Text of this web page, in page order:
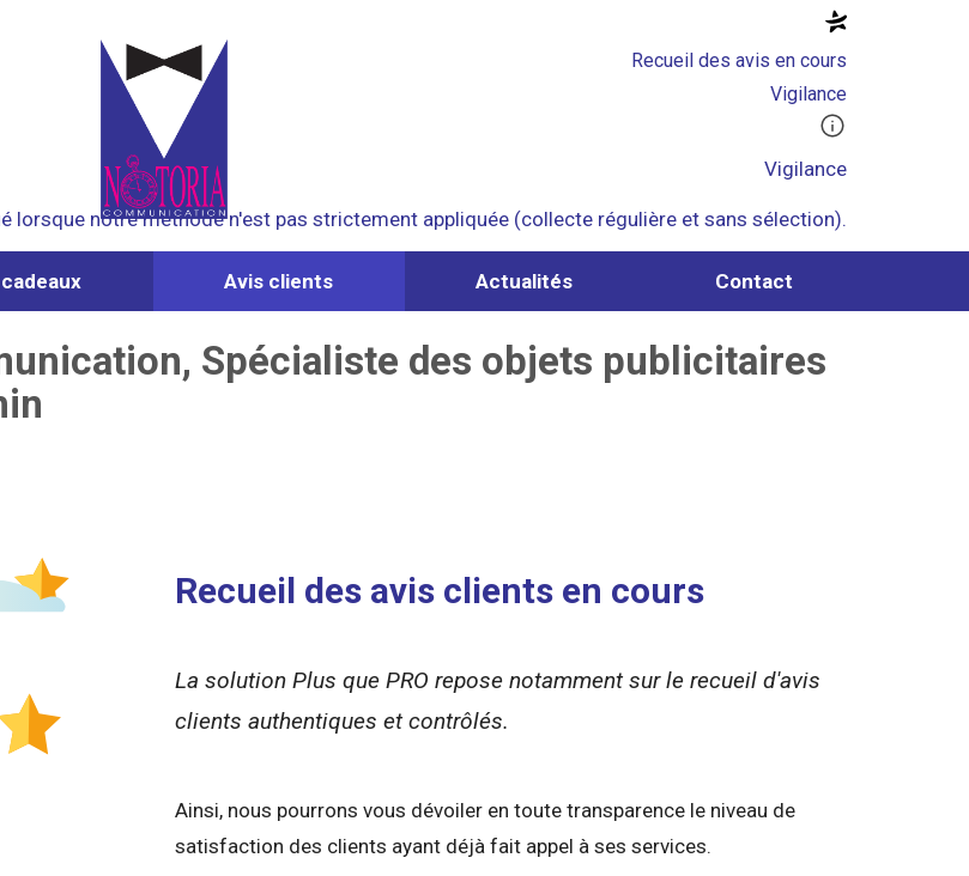
Recueil des avis en cours
Vigilance
Vigilance
lorsque notre méthode n'est pas strictement appliquée (collecte régulière et sans sélection).
Avis clients Actualités Contact
Spécialiste des objets publicitaires
Recueil des avis clients en cours
La solution Plus que PRO repose notamment sur le recueil d'avis
clients authentiques et contrôlés.
Ainsi, nous pourrons vous dévoiler en toute transparence le niveau de
satisfaction des clients ayant déjà fait appel à ses services.